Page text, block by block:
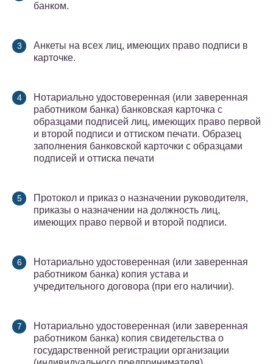
банком.
Анкеты на всех лиц, имеющих право подписи в
карточке.
Нотариально удостоверенная (или заверенная
работником банка) банковская карточка с
образцами подписей лиц, имеющих право первой
и второй подписи и оттиском печати. Образец
заполнения банковской карточки с образцами
подписей и оттиска печати
Протокол и приказ о назначении руководителя,
приказы о назначении на должность лиц,
имеющих право первой и второй подписи.
Нотариально удостоверенная (или заверенная
работником банка) копия устава и
учредительного договора (при его наличии).
Нотариально удостоверенная (или заверенная
работником банка) копия свидетельства о
государственной регистрации организации